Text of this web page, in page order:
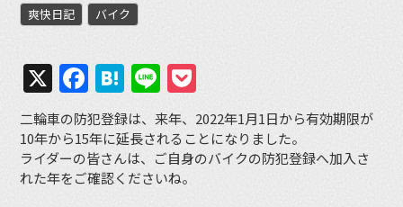
爽快日記 バイク
X Facebook
Hatena
Line
二輪車の防犯登録は、来年、2022年1月1日から有効期限が
10年から15年に延長されることになりました。
ライダーの皆さんは、ご自身のバイクの防犯登録へ加入さ
れた年をご確認くださいね。